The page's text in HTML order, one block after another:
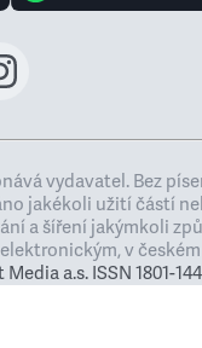
vydavatel. Bez
jakékoli užití částí
a šíření jakýmkoli
v
a.s. ISSN 1801-